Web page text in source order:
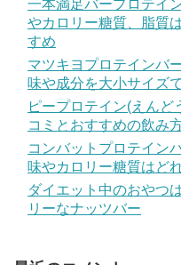
一本満足バープロテイ
やカロリー糖質、脂質
すめ
マツキヨプロテインバ
味や成分を大小サイズ
ピープロテイン(えんど
コミとおすすめの飲み
コンバットプロテイン
味やカロリー糖質はど
ダイエット中のおやつ
リーなナッツバー